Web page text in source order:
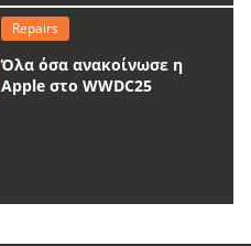
Repairs
Όλα όσα ανακοίνωσε η
Apple στο WWDC25